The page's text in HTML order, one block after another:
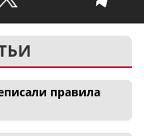
правила